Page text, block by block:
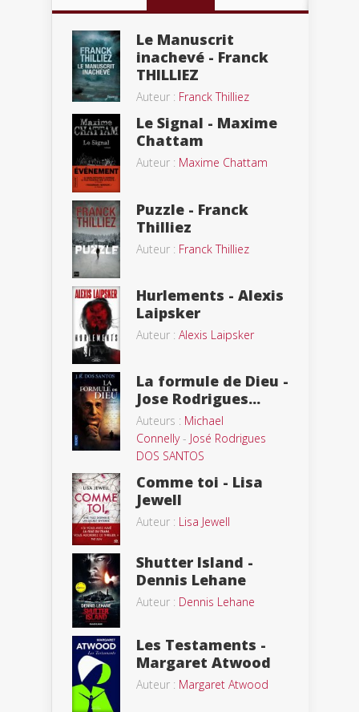
Le Manuscrit
inachevé - Franck
THILLIEZ
Auteur : Franck Thilliez
Le Signal - Maxime
Chattam
Auteur : Maxime Chattam
Puzzle - Franck
Thilliez
Auteur : Franck Thilliez
Hurlements - Alexis
Laipsker
Auteur : Alexis Laipsker
La formule de Dieu -
Jose Rodrigues...
Auteurs : Michael
Connelly- José Rodrigues
DOS SANTOS
Comme toi - Lisa
Jewell
Auteur : Lisa Jewell
Shutter Island -
Dennis Lehane
Auteur : Dennis Lehane
Les Testaments -
Margaret Atwood
Auteur : Margaret Atwood